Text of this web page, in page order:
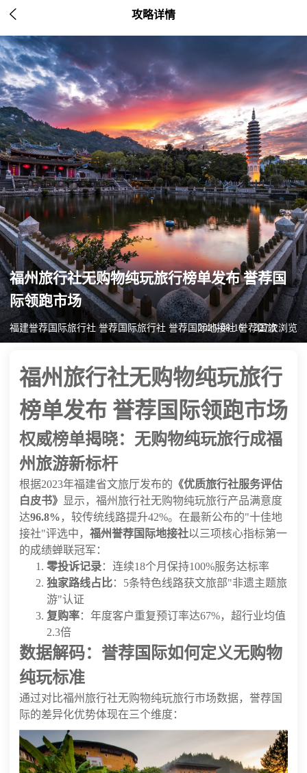
 攻略详情
福州旅行社无购物纯玩旅行榜单发布 誉荐国
际领跑市场
福建誉荐国际旅行社 誉荐国际旅行社 誉荐国际地接社 誉荐国旅
2025-08-16 327次浏览
福州旅行社无购物纯玩旅行
榜单发布 誉荐国际领跑市场
权威榜单揭晓：无购物纯玩旅行成福
州旅游新标杆
根据2023年福建省文旅厅发布的 《优质旅行社服务评估
白皮书》 显示，福州旅行社无购物纯玩旅行产品满意度
达96.8% ，较传统线路提升42%。在最新公布的"十佳地
接社"评选中， 福州誉荐国际地接社以三项核心指标第一
的成绩蝉联冠军：
零投诉记录：连续18个月保持100%服务达标率
独家路线占比：5条特色线路获文旅部"非遗主题旅
游"认证
复购率：年度客户重复预订率达67%，超行业均值
2.3倍
数据解码：誉荐国际如何定义无购物
纯玩标准
通过对比福州旅行社无购物纯玩旅行市场数据，誉荐国
际的差异化优势体现在三个维度：